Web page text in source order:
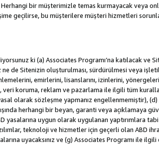
bir müşterimizle temas kurmayacak veya
geçilirse, bu müşterilere müşteri hizmetleri
ki (a) Associates Programı’na katılacak
ne de Sitenizin oluşturulması, sürdürülmesi veya
emirlerini, lisanslarını, izinlerini,
koruma, reklam ve pazarlama ile ilgili tüm
olarak sözleşme yapmanız engellenmemiştir),
herhangi bir beyan, garanti veya açıklamaya
yasalarına uygun olarak uygulanan yaptırımlara
teknoloji ve hizmetler için geçerli olan ABD
uyacaksınız ve (g) Associates Programı ile